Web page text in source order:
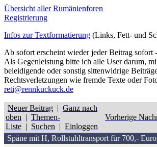
Übersicht aller Rumänienforen
Registrierung
Infos zur Textformatierung (Links, Fett- und
Ab sofort erscheint wieder jeder Beitrag sofort
Als Gegenleistung bitte ich alle User darum,
beleidigende oder sonstig sittenwidrige
Rechtsverletzungen wie fremde Texte oder
reti@rennkuckuck.de
Neuer Beitrag | Ganz nach
oben | Themen-
Liste | Suchen | Einloggen
Vorherige
Späne mit H, Rollstuhltransport für 700,-